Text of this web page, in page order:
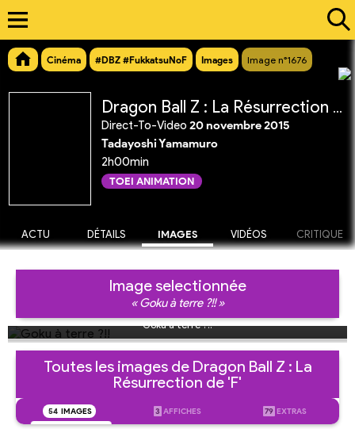
Cinéma #DBZ #FukkatsuNoF Images Image n°1676
Dragon Ball Z : La Résurrection de 'F'
Direct-To-Video 20 novembre 2015
Tadayoshi Yamamuro
2h00min
TOEI ANIMATION
ACTU DÉTAILS IMAGES VIDÉOS CRITIQUE
Image selectionnée
« Goku à terre ?!! »
Goku à terre ?!!
Toutes les images de Dragon Ball Z : La
Résurrection de 'F'
54 IMAGES 3 AFFICHES 79 EXTRAS